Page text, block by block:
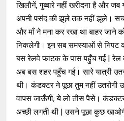
खिलौनें, गुब्बारे नहीं खरीदना है और
अपनी पसंद की झूले तक नहीं झूले।
और माँ ने मना कर रखा था बाहर जाने
निकलेगी। इन सब समस्याओं से निपट
बस रेलवे फाटक के पास पहुँच गई | रेल
अब बस शहर पहुँच गई। सारे यात्री
थी। कंडक्टर ने पूछा तुम नहीं उतरोगी
वापस जाऊँगी, ये लो तीस पैसे।
अच्छी लगती थी | उसने पूछा कुछ